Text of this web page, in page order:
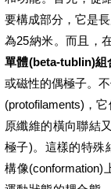
要構成部分，它是
為25納米。而且，
單體(beta-tublin)組
或磁性的偶極子。
(protofilaments)，
原纖維的橫向聯結
極子)。這樣的特殊
構像(conformation)